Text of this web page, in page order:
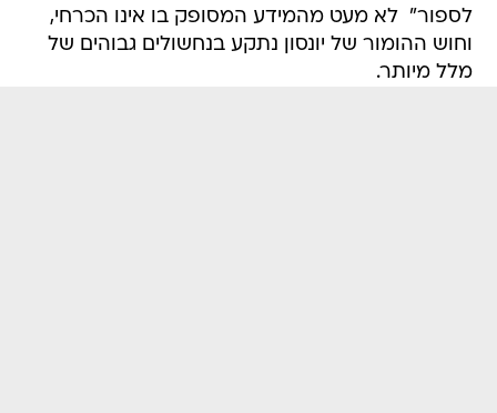
לספור"  לא מעט מהמידע המסופק בו אינו הכרחי,
וחוש ההומור של יונסון נתקע בנחשולים גבוהים של
מלל מיותר.